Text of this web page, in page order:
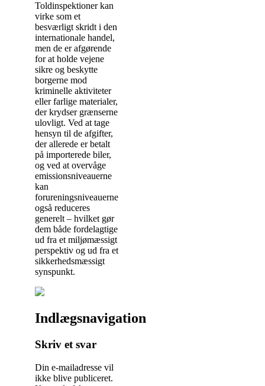
Toldinspektioner kan
virke som et
besværligt skridt i den
internationale handel,
men de er afgørende
for at holde vejene
sikre og beskytte
borgerne mod
kriminelle aktiviteter
eller farlige materialer,
der krydser grænserne
ulovligt. Ved at tage
hensyn til de afgifter,
der allerede er betalt
på importerede biler,
og ved at overvåge
emissionsniveauerne
kan
forureningsniveauerne
også reduceres
generelt – hvilket gør
dem både fordelagtige
ud fra et miljømæssigt
perspektiv og ud fra et
sikkerhedsmæssigt
synspunkt.
Indlægsnavigation
Skriv et svar
Din e-mailadresse vil
ikke blive publiceret.